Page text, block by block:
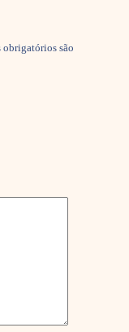
obrigatórios são